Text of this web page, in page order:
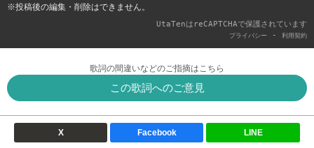
※投稿後の編集・削除はできません。
UtaTenはreCAPTCHAで保護されています
プライバシー - 利用契約
歌詞の間違いなどのご指摘はこちら
この歌詞へのご意見
X Facebook LINE